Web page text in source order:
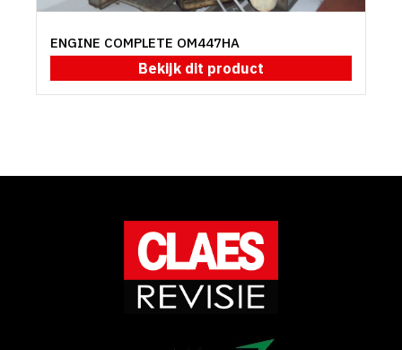
ENGINE COMPLETE OM447HA
Bekijk dit product